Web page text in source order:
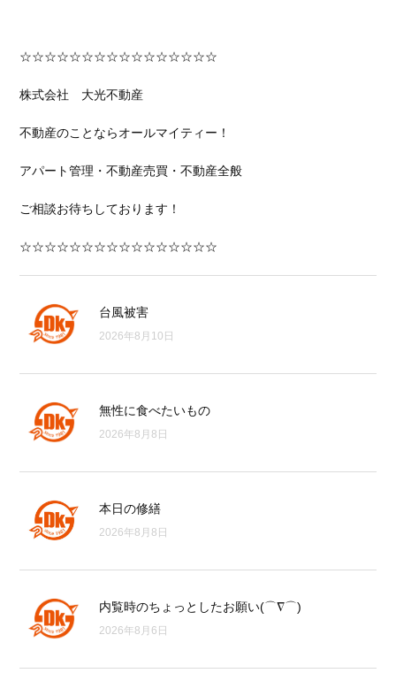
☆☆☆☆☆☆☆☆☆☆☆☆☆☆☆☆
株式会社 大光不動産
不動産のことならオールマイティー！
アパート管理・不動産売買・不動産全般
ご相談お待ちしております！
☆☆☆☆☆☆☆☆☆☆☆☆☆☆☆☆
台風被害
2026年8月10日
無性に食べたいもの
2026年8月8日
本日の修繕
2026年8月8日
内覧時のちょっとしたお願い(⌒∇⌒)
2026年8月6日